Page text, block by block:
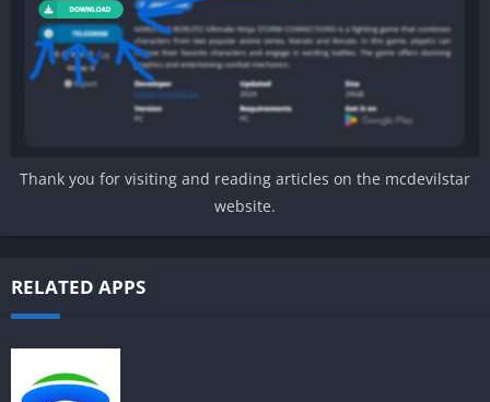
Thank you for visiting and reading articles on the mcdevilstar
website.
RELATED APPS